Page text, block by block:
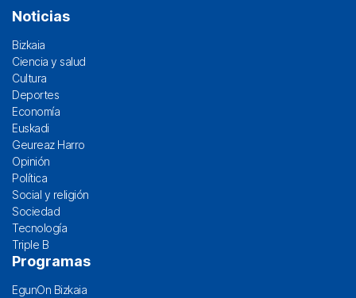
Noticias
Bizkaia
Ciencia y salud
Cultura
Deportes
Economía
Euskadi
Geureaz Harro
Opinión
Política
Social y religión
Sociedad
Tecnología
Triple B
Programas
EgunOn Bizkaia